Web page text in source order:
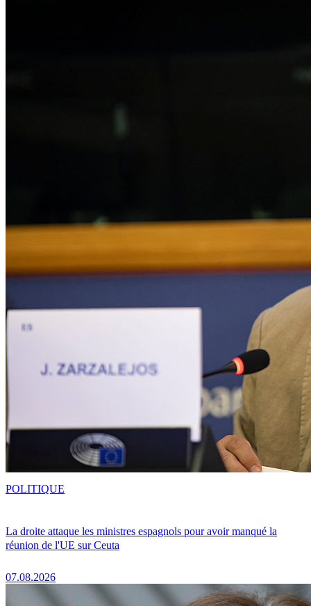
La droite attaque les ministres espagnols pour avoir manqué la
réunion de l'UE sur Ceuta
07.08.2026
POLITIQUE